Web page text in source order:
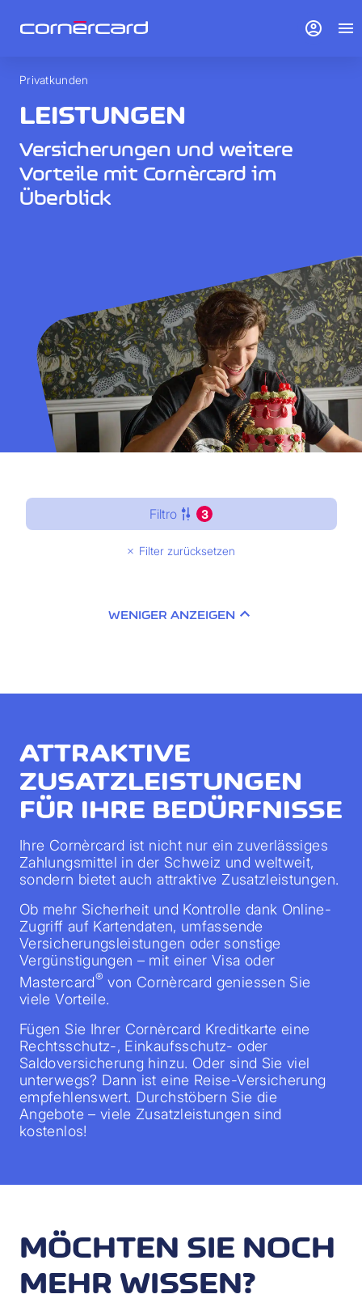
Privatkunden
LEISTUNGEN
Versicherungen und weitere
Vorteile mit Cornèrcard im
Überblick
Filtro 3
Filter zurücksetzen
WENIGER ANZEIGEN
ATTRAKTIVE
ZUSATZLEISTUNGEN
FÜR IHRE BEDÜRFNISSE
Ihre Cornèrcard ist nicht nur ein zuverlässiges
Zahlungsmittel in der Schweiz und weltweit,
sondern bietet auch attraktive Zusatzleistungen.
Ob mehr Sicherheit und Kontrolle dank Online-
Zugriff auf Kartendaten, umfassende
Versicherungsleistungen oder sonstige
Vergünstigungen – mit einer Visa oder
Mastercard® von Cornèrcard geniessen Sie
viele Vorteile.
Fügen Sie Ihrer Cornèrcard Kreditkarte eine
Rechtsschutz-, Einkaufsschutz- oder
Saldoversicherung hinzu. Oder sind Sie viel
unterwegs? Dann ist eine Reise-Versicherung
empfehlenswert. Durchstöbern Sie die
Angebote – viele Zusatzleistungen sind
kostenlos!
MÖCHTEN SIE NOCH
MEHR WISSEN?
account_circle menu